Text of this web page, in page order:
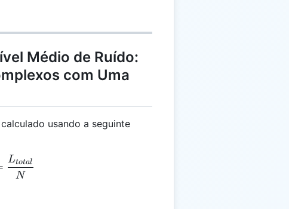
Médio de Ruído:
com Uma
usando a seguinte
L_{avg} = \frac{L_{total}}{N}
N
Ltotal